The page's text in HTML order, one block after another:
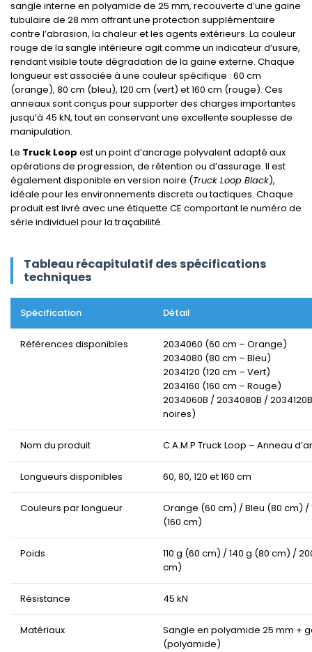
sangle interne en polyamide de 25 mm, recouverte d’une gaine
tubulaire de 28 mm offrant une protection supplémentaire
contre l’abrasion, la chaleur et les agents extérieurs. La couleur
rouge de la sangle intérieure agit comme un indicateur d’usure,
rendant visible toute dégradation de la gaine externe. Chaque
longueur est associée à une couleur spécifique : 60 cm
(orange), 80 cm (bleu), 120 cm (vert) et 160 cm (rouge). Ces
anneaux sont conçus pour supporter des charges importantes
jusqu’à 45 kN, tout en conservant une excellente souplesse de
manipulation.
Le Truck Loop est un point d’ancrage polyvalent adapté aux
opérations de progression, de rétention ou d’assurage. Il est
également disponible en version noire (Truck Loop Black),
idéale pour les environnements discrets ou tactiques. Chaque
produit est livré avec une étiquette CE comportant le numéro de
série individuel pour la traçabilité.
Tableau récapitulatif des spécifications
techniques
Spécification Détail
Références disponibles
2034060 (60 cm – Orange)
2034080 (80 cm – Bleu)
2034120 (120 cm – Vert)
2034160 (160 cm – Rouge)
2034060B / 2034080B /
noires)
Nom du produit C.A.M.P Truck Loop – Anneau
Longueurs disponibles 60, 80, 120 et 160 cm
Couleurs par longueur
Orange (60 cm) / Bleu (80 cm) /
(160 cm)
Poids
110 g (60 cm) / 140 g (80 cm) /
cm)
Résistance 45 kN
Matériaux
Sangle en polyamide 25 mm +
(polyamide)